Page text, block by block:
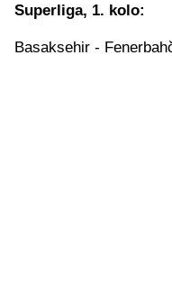
Superliga, 1. kolo:
Basaksehir -